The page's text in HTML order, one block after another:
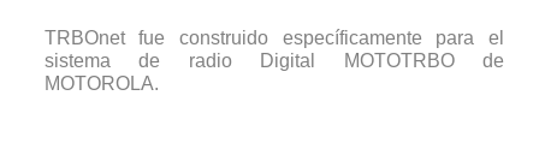
TRBOnet fue construido específicamente para el
sistema de radio Digital MOTOTRBO de
MOTOROLA.